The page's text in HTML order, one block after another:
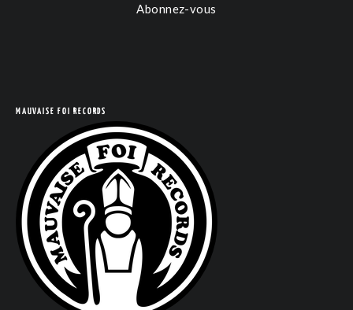
Abonnez-vous
MAUVAISE FOI RECORDS